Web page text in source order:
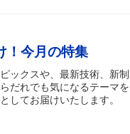
！今月の特集
ックスや、最新技術、新制
だれでも気になるテーマを
してお届けいたします。